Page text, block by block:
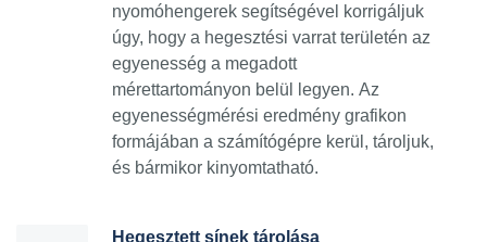
nyomóhengerek segítségével korrigáljuk
úgy, hogy a hegesztési varrat területén az
egyenesség a megadott
mérettartományon belül legyen. Az
egyenességmérési eredmény grafikon
formájában a számítógépre kerül, tároljuk,
és bármikor kinyomtatható.
Hegesztett sínek tárolása